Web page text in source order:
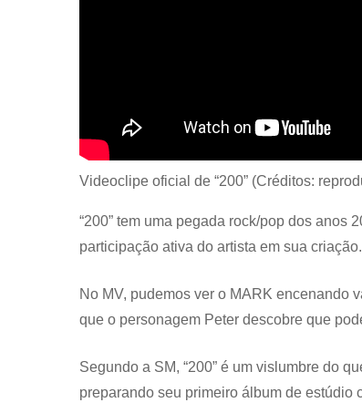
Videoclipe oficial de “200” (Créditos:
“200” tem uma pegada rock/pop dos anos
participação ativa do artista em sua criação.
No MV, pudemos ver o MARK encenando
que o personagem Peter descobre que
Segundo a SM, “200” é um vislumbre do
preparando seu primeiro álbum de estúdio